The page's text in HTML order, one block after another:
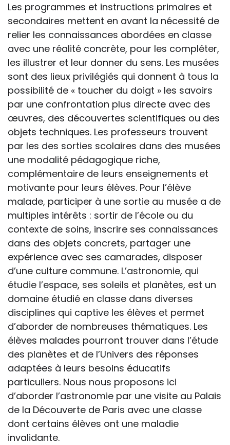
Les programmes et instructions primaires et
secondaires mettent en avant la nécessité de
relier les connaissances abordées en classe
avec une réalité concrète, pour les compléter,
les illustrer et leur donner du sens. Les musées
sont des lieux privilégiés qui donnent à tous la
possibilité de « toucher du doigt » les savoirs
par une confrontation plus directe avec des
œuvres, des découvertes scientifiques ou des
objets techniques. Les professeurs trouvent
par les des sorties scolaires dans des musées
une modalité pédagogique riche,
complémentaire de leurs enseignements et
motivante pour leurs élèves. Pour l’élève
malade, participer à une sortie au musée a de
multiples intérêts : sortir de l’école ou du
contexte de soins, inscrire ses connaissances
dans des objets concrets, partager une
expérience avec ses camarades, disposer
d’une culture commune. L’astronomie, qui
étudie l’espace, ses soleils et planètes, est un
domaine étudié en classe dans diverses
disciplines qui captive les élèves et permet
d’aborder de nombreuses thématiques. Les
élèves malades pourront trouver dans l’étude
des planètes et de l’Univers des réponses
adaptées à leurs besoins éducatifs
particuliers. Nous nous proposons ici
d’aborder l’astronomie par une visite au Palais
de la Découverte de Paris avec une classe
dont certains élèves ont une maladie
invalidante.